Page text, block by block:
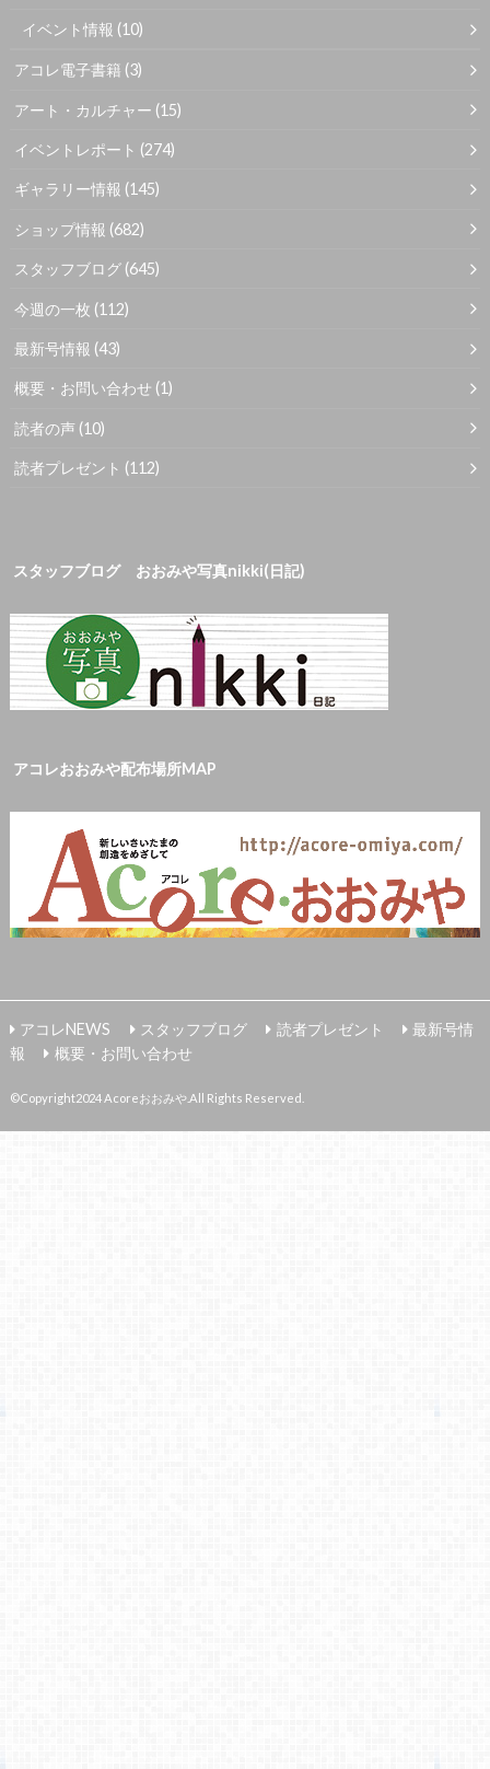
イベント情報 (10)
アコレ電子書籍 (3)
アート・カルチャー (15)
イベントレポート (274)
ギャラリー情報 (145)
ショップ情報 (682)
スタッフブログ (645)
今週の一枚 (112)
最新号情報 (43)
概要・お問い合わせ (1)
読者の声 (10)
読者プレゼント (112)
スタッフブログ おおみや写真nikki(日記)
アコレおおみや配布場所MAP
アコレNEWS スタッフブログ 読者プレゼント
最新号情
報
概要・お問い合わせ
©Copyright2024Acoreおおみや.All Rights Reserved.